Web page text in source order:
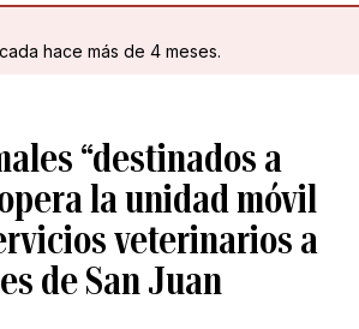
hace más de 4 meses.
“destinados a
la unidad móvil
veterinarios a
de San Juan